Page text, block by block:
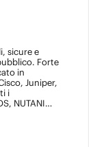
sicure e
Forte
in
Juniper,
i
NUTANIX
ITIL &